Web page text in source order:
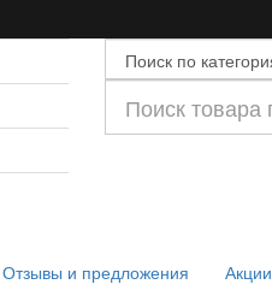
Отзывы и предложения Акции